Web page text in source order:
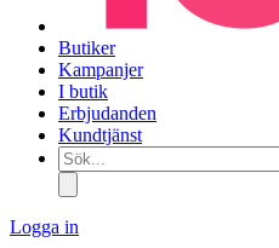
Butiker
Kampanjer
I butik
Erbjudanden
Kundtjänst
Sök...
Logga in